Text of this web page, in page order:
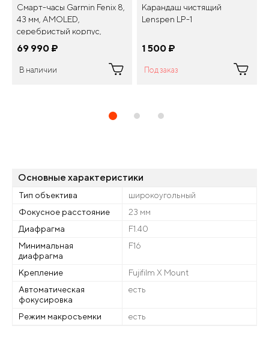
Смарт-часы Garmin Fenix 8,
43 мм, AMOLED,
серебристый корпус,
белый ремешок
69 990 ¤
В наличии
Карандаш чистящий
Lenspen LP-1
1 500 ¤
Под заказ
Основные характеристики
Тип объектива
широкоугольный
Фокусное расстояние
23 мм
Диафрагма
F1.40
Минимальная
диафрагма
F16
Крепление
Fujifilm X Mount
Автоматическая
фокусировка
есть
Режим макросъемки есть